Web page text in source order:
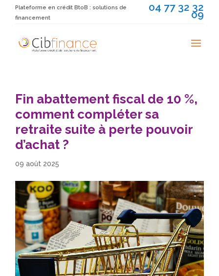
Plateforme en crédit BtoB : solutions de
financement
04 77 32 32
09
Fin abattement fiscal de 10 %,
comment compléter sa
retraite suite à perte pouvoir
d’achat ?
09 août 2025